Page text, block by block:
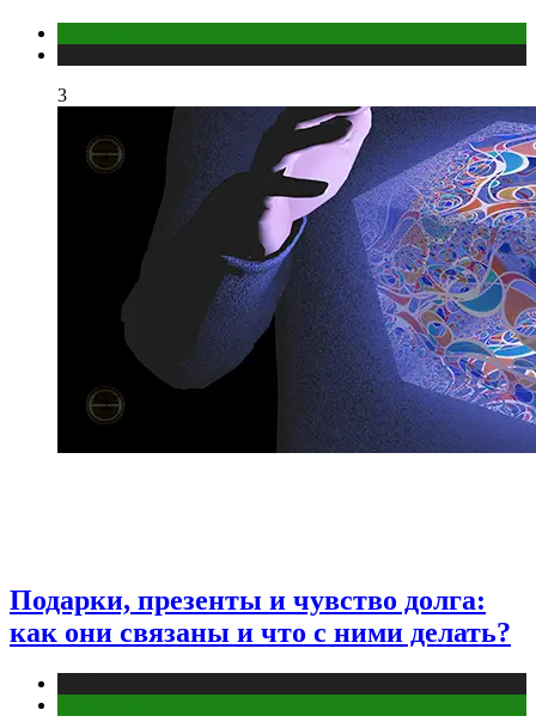
3
Подарки, презенты и чувство долга:
как они связаны и что с ними делать?